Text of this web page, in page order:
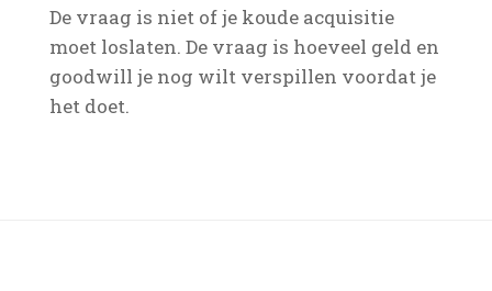
De vraag is niet of je koude acquisitie
moet loslaten. De vraag is hoeveel geld en
goodwill je nog wilt verspillen voordat je
het doet.